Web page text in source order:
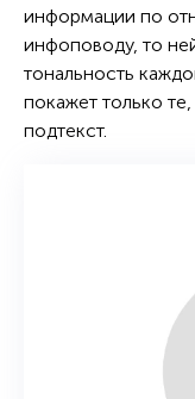
информации по
инфоповоду, то
тональность
покажет только
подтекст.